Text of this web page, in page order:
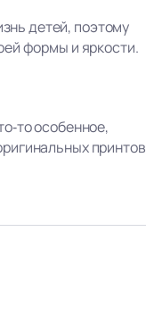
детей, поэтому
формы и яркости.
особенное,
принтов